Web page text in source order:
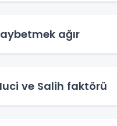
ağır
ve Salih faktörü